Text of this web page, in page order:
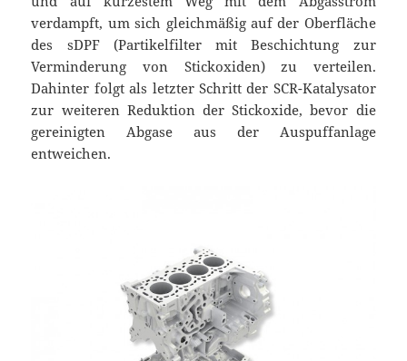
verdampft, um sich gleichmäßig auf der Oberfläche
des sDPF (Partikelfilter mit Beschichtung zur
Verminderung von Stickoxiden) zu verteilen.
Dahinter folgt als letzter Schritt der SCR-Katalysator
zur weiteren Reduktion der Stickoxide, bevor die
gereinigten Abgase aus der Auspuffanlage
entweichen.